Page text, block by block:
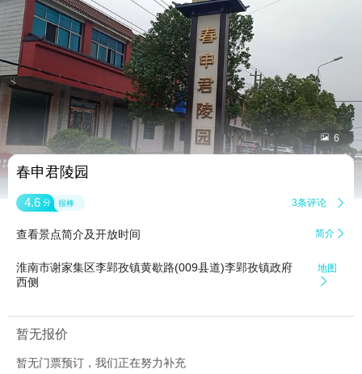
 6
春申君陵园
4.6 分 很棒 3条评论 
查看景点简介及开放时间 简介 
淮南市谢家集区李郢孜镇黄歇路(009县道)李郢孜镇政府
西侧
地图

暂无报价
暂无门票预订，我们正在努力补充
